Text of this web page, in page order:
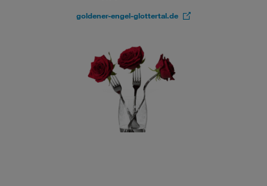
goldener-engel-glottertal.de